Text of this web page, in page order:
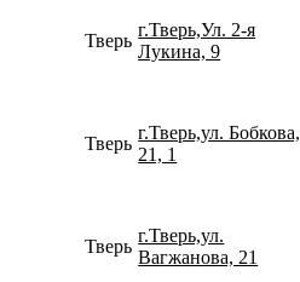
Тверь
г.Тверь,Ул. 2-я
Лукина, 9
Тверь
г.Тверь,ул. Бобкова,
21, 1
Тверь
г.Тверь,ул.
Вагжанова, 21